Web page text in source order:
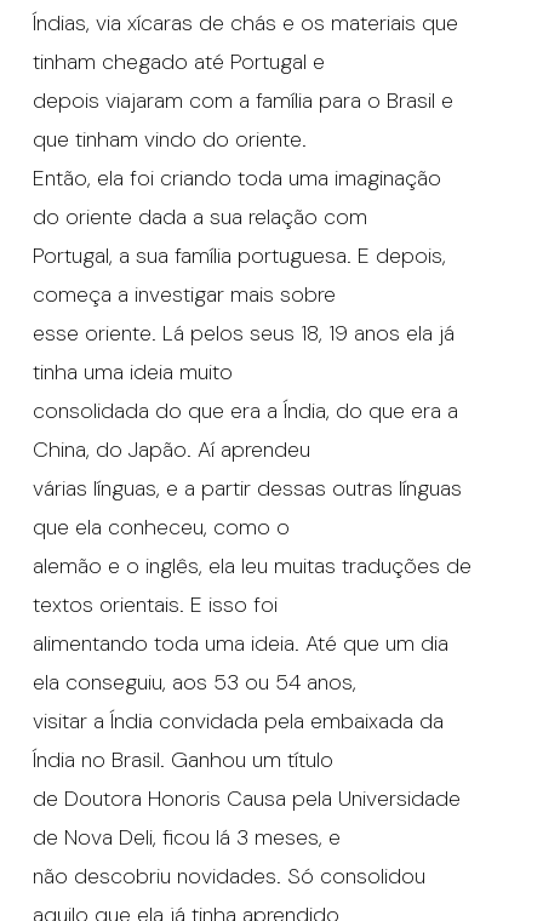
Índias, via xícaras de chás e os materiais que
tinham chegado até Portugal e
depois viajaram com a família para o Brasil e
que tinham vindo do oriente.
Então, ela foi criando toda uma imaginação
do oriente dada a sua relação com
Portugal, a sua família portuguesa. E depois,
começa a investigar mais sobre
esse oriente. Lá pelos seus 18, 19 anos ela já
tinha uma ideia muito
consolidada do que era a Índia, do que era a
China, do Japão. Aí aprendeu
várias línguas, e a partir dessas outras línguas
que ela conheceu, como o
alemão e o inglês, ela leu muitas traduções de
textos orientais. E isso foi
alimentando toda uma ideia. Até que um dia
ela conseguiu, aos 53 ou 54 anos,
visitar a Índia convidada pela embaixada da
Índia no Brasil. Ganhou um título
de Doutora Honoris Causa pela Universidade
de Nova Deli, ficou lá 3 meses, e
não descobriu novidades. Só consolidou
aquilo que ela já tinha aprendido